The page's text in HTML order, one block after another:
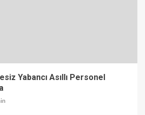
Yabancı Asıllı Personel